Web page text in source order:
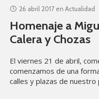
26 abril 2017 en Actualidad
Homenaje a
Calera y Chozas
El viernes 21 de abril,
comenzamos de una
calles y plazas de nuestro